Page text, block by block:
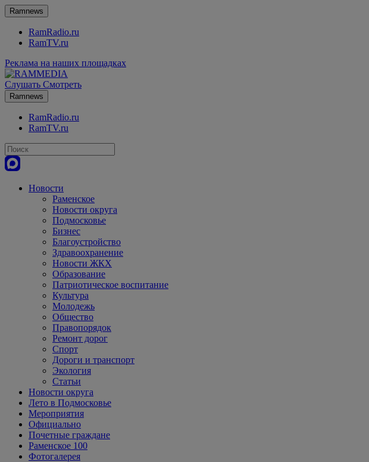
Ramnews
RamRadio.ru
RamTV.ru
Реклама на наших площадках
Слушать Смотреть
Ramnews
RamRadio.ru
RamTV.ru
Новости
Раменское
Новости округа
Подмосковье
Бизнес
Благоустройство
Здравоохранение
Новости ЖКХ
Образование
Патриотическое воспитание
Культура
Молодежь
Общество
Правопорядок
Ремонт дорог
Спорт
Дороги и транспорт
Экология
Статьи
Новости округа
Лето в Подмосковье
Мероприятия
Официально
Почетные граждане
Раменское 100
Фотогалерея